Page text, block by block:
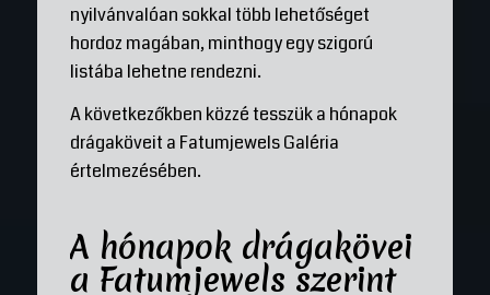
nyilvánvalóan sokkal több lehetőséget
hordoz magában, minthogy egy szigorú
listába lehetne rendezni.
A következőkben közzé tesszük a hónapok
drágaköveit a Fatumjewels Galéria
értelmezésében.
A hónapok drágakövei
a Fatumjewels szerint